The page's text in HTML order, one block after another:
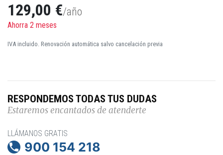
129,00 €/año
Ahorra 2 meses
IVA incluido. Renovación automática salvo cancelación previa
RESPONDEMOS TODAS TUS DUDAS
Estaremos encantados de atenderte
LLÁMANOS GRATIS
 900 154 218